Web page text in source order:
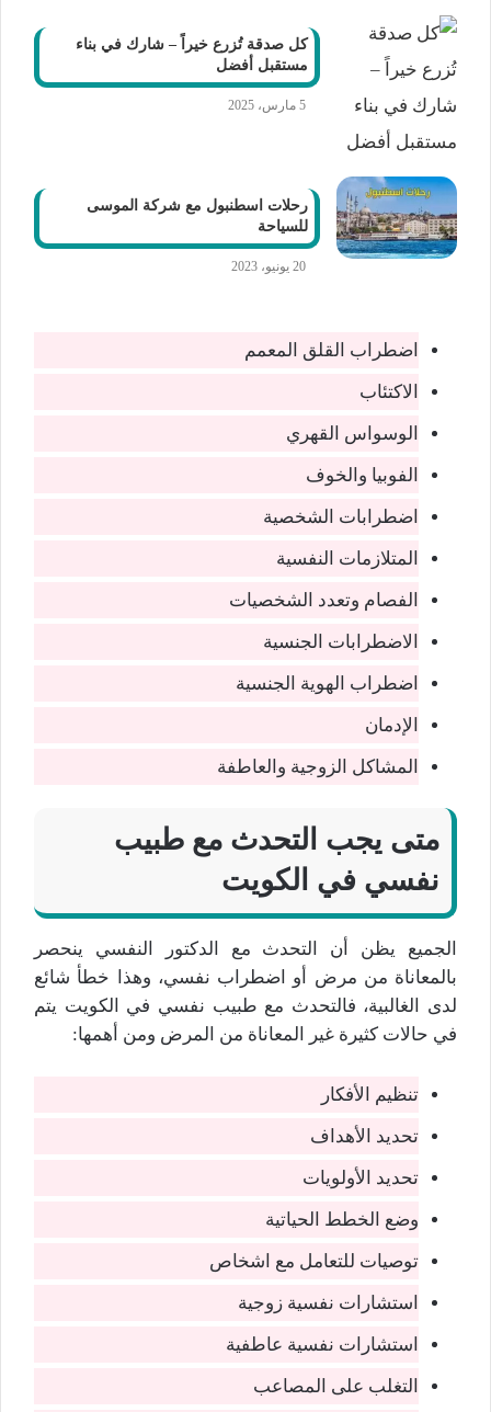
كل صدقة تُزرع خيراً – شارك في بناء
مستقبل أفضل
5 مارس، 2025
رحلات اسطنبول مع شركة الموسى
للسياحة
20 يونيو، 2023
اضطراب القلق المعمم
الاكتئاب
الوسواس القهري
الفوبيا والخوف
اضطرابات الشخصية
المتلازمات النفسية
الفصام وتعدد الشخصيات
الاضطرابات الجنسية
اضطراب الهوية الجنسية
الإدمان
المشاكل الزوجية والعاطفة
متى يجب التحدث مع طبيب
نفسي في الكويت
الجميع يظن أن التحدث مع الدكتور النفسي ينحصر
بالمعاناة من مرض أو اضطراب نفسي، وهذا خطأ شائع
لدى الغالبية، فالتحدث مع طبيب نفسي في الكويت يتم
في حالات كثيرة غير المعاناة من المرض ومن أهمها:
تنظيم الأفكار
تحديد الأهداف
تحديد الأولويات
وضع الخطط الحياتية
توصيات للتعامل مع اشخاص
استشارات نفسية زوجية
استشارات نفسية عاطفية
التغلب على المصاعب